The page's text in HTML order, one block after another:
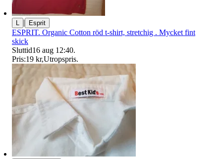
| Esprit
ESPRIT. Organic Cotton röd t-shirt, stretchig . Mycket fint
skick
Sluttid16 aug 12:40.
Pris:19 kr,Utropspris.